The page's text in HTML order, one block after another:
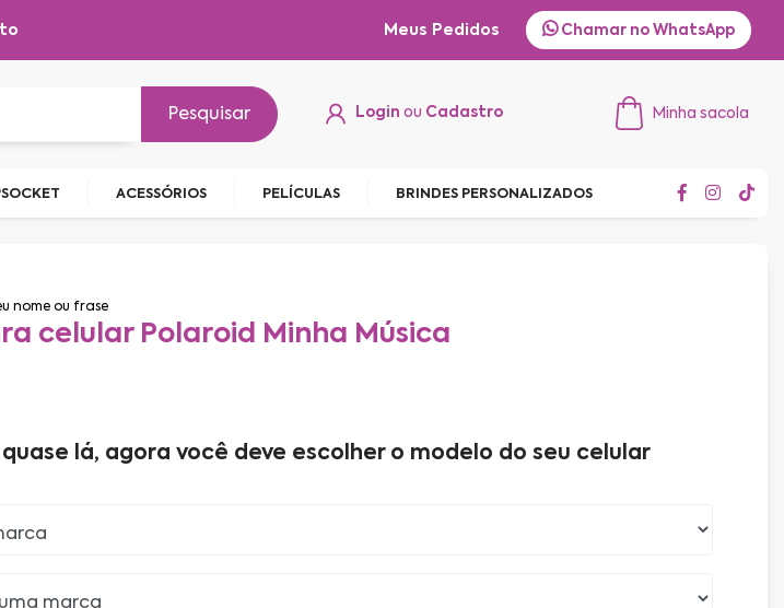
Chamar no WhatsApp
Meus Pedidos
Pesquisar Login ou Cadastro Minha sacola
ACESSÓRIOS PELÍCULAS BRINDES PERSONALIZADOS
nome ou frase
celular Polaroid Minha Música
quase lá, agora você deve escolher o modelo do seu celular